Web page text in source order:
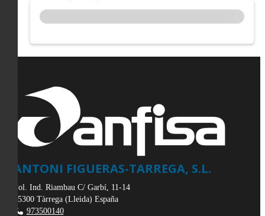
ANTONI FIGUERAS-TARREGA, S.L.
Pol. Ind. Riambau C/ Garbí, 11-14
25300 Tàrrega (Lleida) España
973500140